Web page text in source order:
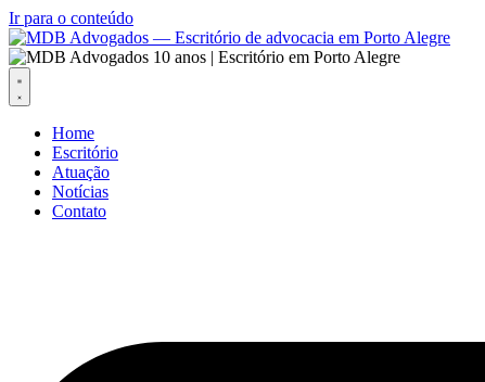
Ir para o conteúdo
Home
Escritório
Atuação
Notícias
Contato